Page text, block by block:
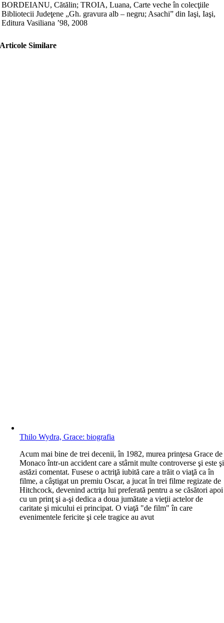
BORDEIANU, Cătălin; TROIA, Luana, Carte veche în colecţiile
Bibliotecii Judeţene „Gh. gravura alb – negru; Asachi” din Iaşi, Iaşi,
Editura Vasiliana ’98, 2008
Articole Similare
Thilo Wydra, Grace: biografia
Acum mai bine de trei decenii, în 1982, murea prinţesa Grace de
Monaco într-un accident care a stârnit multe controverse şi este şi
astăzi comentat. Fusese o actriţă iubită care a trăit o viaţă ca în
filme, a câştigat un premiu Oscar, a jucat în trei filme regizate de
Hitchcock, devenind actriţa lui preferată pentru a se căsători apoi
cu un prinţ şi a-şi dedica a doua jumătate a vieţii actelor de
caritate şi micului ei principat. O viaţă "de film" în care
evenimentele fericite şi cele tragice au avut